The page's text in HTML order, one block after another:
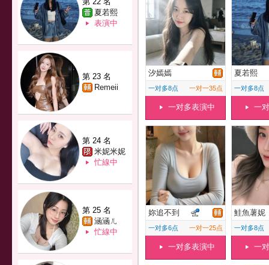
夏若熙
表演中
第 23 名
Remeii
第 24 名
米妮米妮
忙線中
第 25 名
涵涵ㄦ
忙線中
汐嫣嫣
一对多8点 一对一35点
一对多表演中
夏若熙
一对多8点
一
妳追不到
一对多6点 一对一25点
一对多表演中
鮭魚薯妮
一对多8点
一